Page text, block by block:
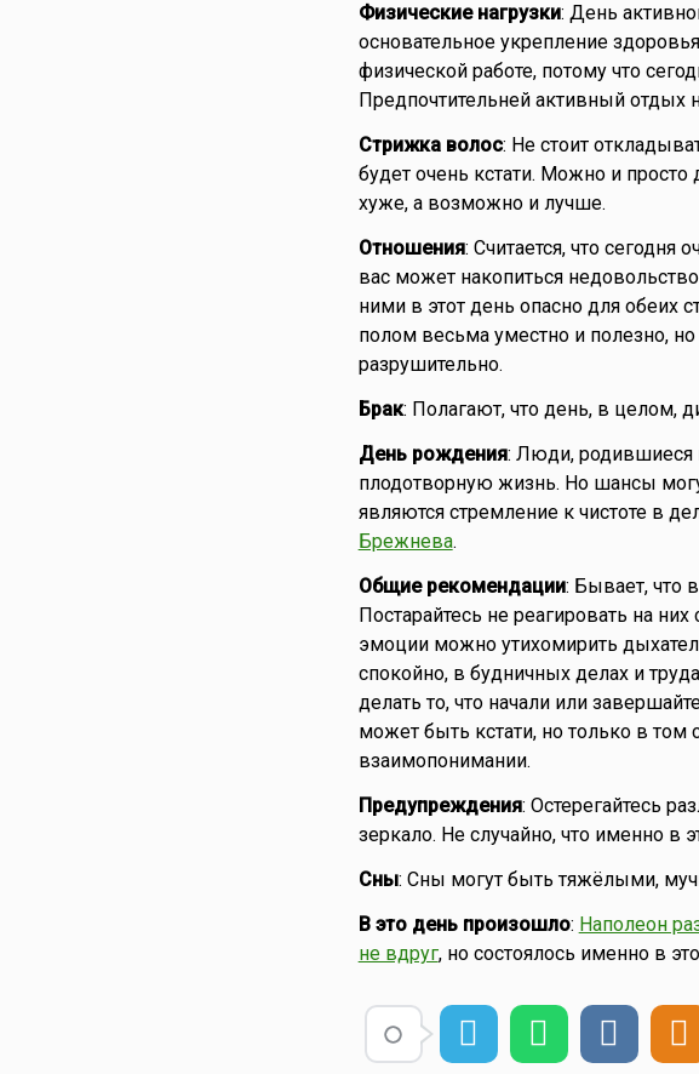
Физические нагрузки: День
основательное укрепление
физической работе, потому что
Предпочтительней активный отдых
Стрижка волос: Не стоит
будет очень кстати. Можно и
хуже, а возможно и лучше.
Отношения: Считается, что
вас может накопиться
ними в этот день опасно для обеих
полом весьма уместно и полезно,
разрушительно.
Брак: Полагают, что день, в целом,
День рождения: Люди, родившиеся
плодотворную жизнь. Но шансы
являются стремление к чистоте в
Брежнева.
Общие рекомендации: Бывает, что
Постарайтесь не реагировать на
эмоции можно утихомирить
спокойно, в будничных делах и
делать то, что начали или
может быть кстати, но только в
взаимопонимании.
Предупреждения: Остерегайтесь
зеркало. Не случайно, что именно в
Сны: Сны могут быть тяжёлыми,
В это день произошло: Наполеон
не вдруг, но состоялось именно в